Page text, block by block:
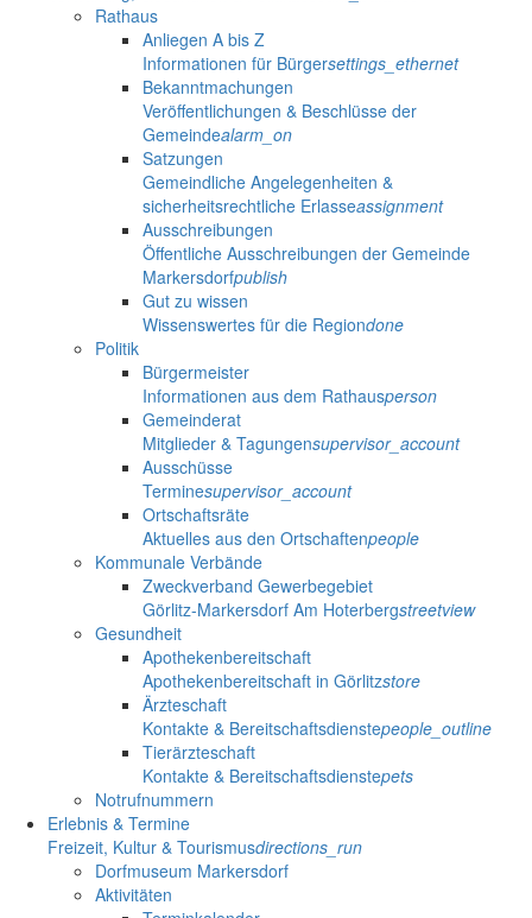
Rathaus
Anliegen A bis Z
Informationen für Bürgersettings_ethernet
Bekanntmachungen
Veröffentlichungen & Beschlüsse der
Gemeindealarm_on
Satzungen
Gemeindliche Angelegenheiten &
sicherheitsrechtliche Erlasseassignment
Ausschreibungen
Öffentliche Ausschreibungen der Gemeinde
Markersdorfpublish
Gut zu wissen
Wissenswertes für die Regiondone
Politik
Bürgermeister
Informationen aus dem Rathausperson
Gemeinderat
Mitglieder & Tagungensupervisor_account
Ausschüsse
Terminesupervisor_account
Ortschaftsräte
Aktuelles aus den Ortschaftenpeople
Kommunale Verbände
Zweckverband Gewerbegebiet
Görlitz-Markersdorf Am Hoterbergstreetview
Gesundheit
Apothekenbereitschaft
Apothekenbereitschaft in Görlitzstore
Ärzteschaft
Kontakte & Bereitschaftsdienstepeople_outline
Tierärzteschaft
Kontakte & Bereitschaftsdienstepets
Notrufnummern
Erlebnis & Termine
Freizeit, Kultur & Tourismusdirections_run
Dorfmuseum Markersdorf
Aktivitäten